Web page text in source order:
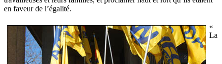
en faveur de l’égalité.
«
La